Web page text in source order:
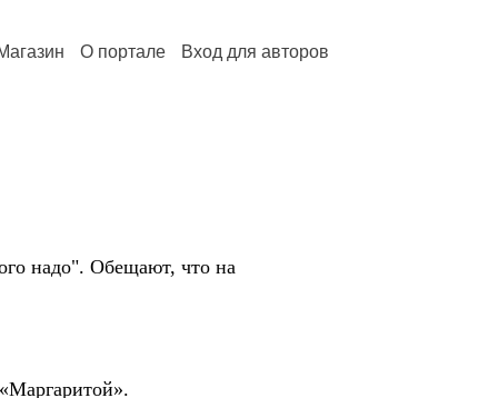
О портале Вход для авторов
надо". Обещают, что на